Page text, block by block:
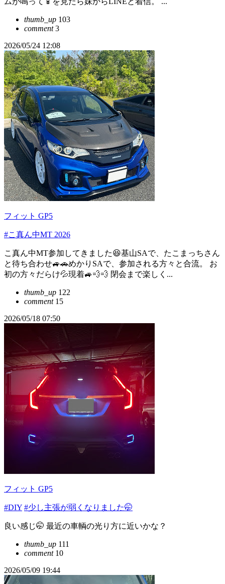
thumb_up 103
comment3
2026/05/24 12:08
フィット GP5
#こ真ん中MT 2026
こ真ん中MT参加してきました😆基山SAで、たこまっちさん
と待ち合わせ🚙🚗めかりSAで、参加される方々と合流。 お
初の方々だらけ💦現着🚙💨💨 閉会まで楽しく...
thumb_up 122
comment15
2026/05/18 07:50
フィット GP5
#DIY #少し主張が弱くなりました🤭
良い感じ🤭 最近の車輌の光り方に近いかな？
thumb_up 111
comment10
2026/05/09 19:44